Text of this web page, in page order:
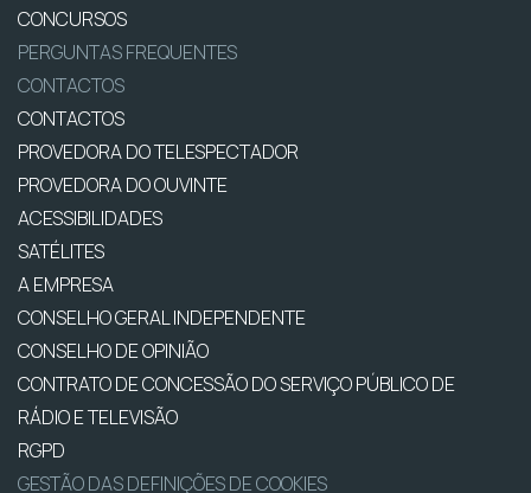
CONCURSOS
PERGUNTAS FREQUENTES
CONTACTOS
CONTACTOS
PROVEDORA DO TELESPECTADOR
PROVEDORA DO OUVINTE
ACESSIBILIDADES
SATÉLITES
A EMPRESA
CONSELHO GERAL INDEPENDENTE
CONSELHO DE OPINIÃO
CONTRATO DE CONCESSÃO DO SERVIÇO PÚBLICO DE
RÁDIO E TELEVISÃO
RGPD
GESTÃO DAS DEFINIÇÕES DE COOKIES